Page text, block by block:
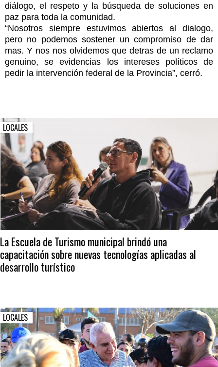
diálogo, el respeto y la búsqueda de soluciones en
paz para toda la comunidad.
“Nosotros siempre estuvimos abiertos al dialogo,
pero no podemos sostener un compromiso de dar
mas. Y nos nos olvidemos que detras de un reclamo
genuino, se evidencias los intereses políticos de
pedir la intervención federal de la Provincia”, cerró.
LOCALES
La Escuela de Turismo municipal brindó una
capacitación sobre nuevas tecnologías aplicadas al
desarrollo turístico
LOCALES